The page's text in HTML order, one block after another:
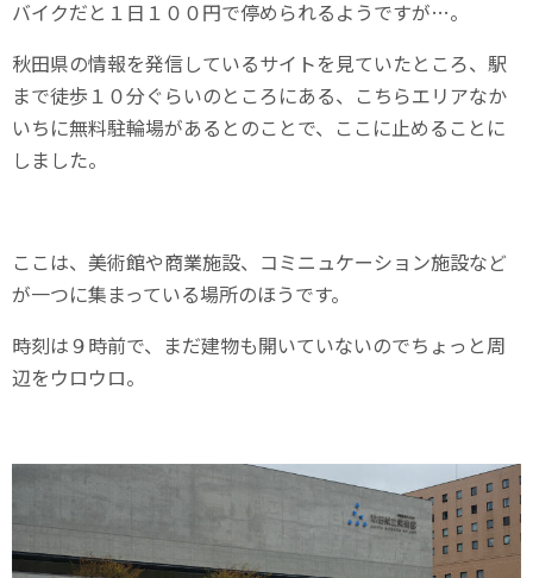
バイクだと１日１００円で停められるようですが…。
秋田県の情報を発信しているサイトを見ていたところ、駅
まで徒歩１０分ぐらいのところにある、こちらエリアなか
いちに無料駐輪場があるとのことで、ここに止めることに
しました。
ここは、美術館や商業施設、コミニュケーション施設など
が一つに集まっている場所のほうです。
時刻は９時前で、まだ建物も開いていないのでちょっと周
辺をウロウロ。